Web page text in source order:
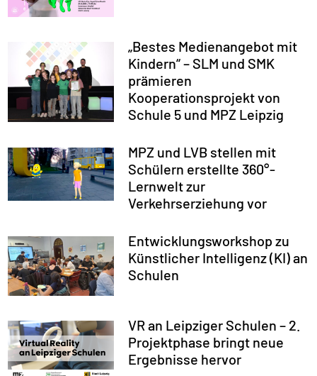
„Bestes Medienangebot mit
Kindern“ – SLM und SMK
prämieren
Kooperationsprojekt von
Schule 5 und MPZ Leipzig
MPZ und LVB stellen mit
Schülern erstellte 360°-
Lernwelt zur
Verkehrserziehung vor
Entwicklungsworkshop zu
Künstlicher Intelligenz (KI) an
Schulen
VR an Leipziger Schulen – 2.
Projektphase bringt neue
Ergebnisse hervor